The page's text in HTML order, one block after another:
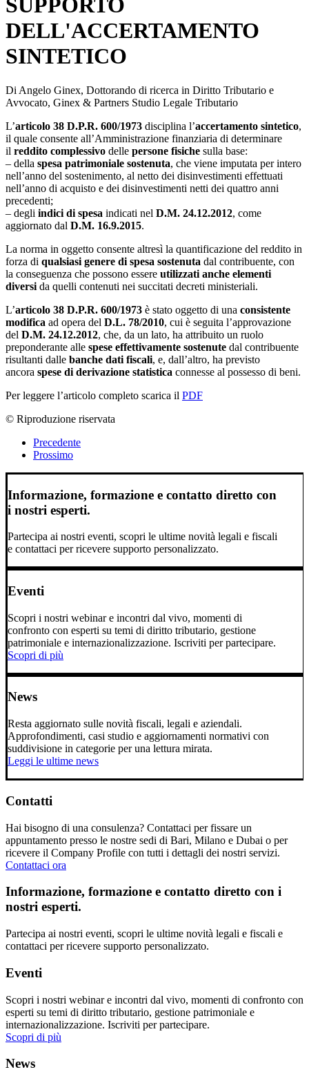
SUPPORTO
DELL'ACCERTAMENTO
SINTETICO
Di Angelo Ginex, Dottorando di ricerca in Diritto Tributario e
Avvocato, Ginex & Partners Studio Legale Tributario
L’articolo 38 D.P.R. 600/1973 disciplina l’accertamento sintetico,
il quale consente all’Amministrazione finanziaria di determinare
il reddito complessivo delle persone fisiche sulla base:
– della spesa patrimoniale sostenuta, che viene imputata per intero
nell’anno del sostenimento, al netto dei disinvestimenti effettuati
nell’anno di acquisto e dei disinvestimenti netti dei quattro anni
precedenti;
– degli indici di spesa indicati nel D.M. 24.12.2012, come
aggiornato dal D.M. 16.9.2015.
La norma in oggetto consente altresì la quantificazione del reddito in
forza di qualsiasi genere di spesa sostenuta dal contribuente, con
la conseguenza che possono essere utilizzati anche elementi
diversi da quelli contenuti nei succitati decreti ministeriali.
L’articolo 38 D.P.R. 600/1973 è stato oggetto di una consistente
modifica ad opera del D.L. 78/2010, cui è seguita l’approvazione
del D.M. 24.12.2012, che, da un lato, ha attribuito un ruolo
preponderante alle spese effettivamente sostenute dal contribuente
risultanti dalle banche dati fiscali, e, dall’altro, ha previsto
ancora spese di derivazione statistica connesse al possesso di beni.
Per leggere l’articolo completo scarica il PDF
© Riproduzione riservata
Precedente
Prossimo
Informazione, formazione e contatto diretto con
i nostri esperti.
Partecipa ai nostri eventi, scopri le ultime novità legali e fiscali
e contattaci per ricevere supporto personalizzato.
Eventi
Scopri i nostri webinar e incontri dal vivo, momenti di
confronto con esperti su temi di diritto tributario, gestione
patrimoniale e internazionalizzazione. Iscriviti per partecipare.
Scopri di più
News
Resta aggiornato sulle novità fiscali, legali e aziendali.
Approfondimenti, casi studio e aggiornamenti normativi con
suddivisione in categorie per una lettura mirata.
Leggi le ultime news
Contatti
Hai bisogno di una consulenza? Contattaci per fissare un
appuntamento presso le nostre sedi di Bari, Milano e Dubai o per
ricevere il Company Profile con tutti i dettagli dei nostri servizi.
Contattaci ora
Informazione, formazione e contatto diretto con i
nostri esperti.
Partecipa ai nostri eventi, scopri le ultime novità legali e fiscali e
contattaci per ricevere supporto personalizzato.
Eventi
Scopri i nostri webinar e incontri dal vivo, momenti di confronto con
esperti su temi di diritto tributario, gestione patrimoniale e
internazionalizzazione. Iscriviti per partecipare.
Scopri di più
News